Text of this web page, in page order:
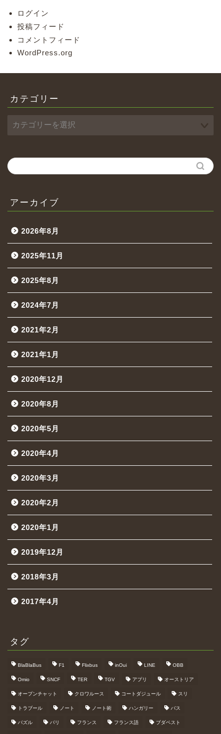
ログイン
投稿フィード
コメントフィード
WordPress.org
カテゴリー
アーカイブ
2026年8月
2025年11月
2025年8月
2024年7月
2021年2月
2021年1月
2020年12月
2020年8月
2020年5月
2020年4月
2020年3月
2020年2月
2020年1月
2019年12月
2018年3月
2017年4月
タグ
BlaBlaBus F1 Flixbus inOui LINE OBB
Omio SNCF TER TGV アプリ オーストリア
オープンチャット クロワルース コートダジュール スリ
トラブール ノート ノート術 ハンガリー バス
パズル パリ フランス フランス語 ブダペスト